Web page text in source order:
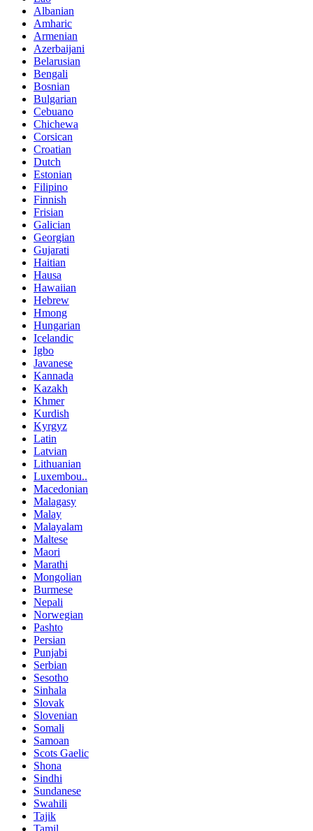
Albanian
Amharic
Armenian
Azerbaijani
Belarusian
Bengali
Bosnian
Bulgarian
Cebuano
Chichewa
Corsican
Croatian
Dutch
Estonian
Filipino
Finnish
Frisian
Galician
Georgian
Gujarati
Haitian
Hausa
Hawaiian
Hebrew
Hmong
Hungarian
Icelandic
Igbo
Javanese
Kannada
Kazakh
Khmer
Kurdish
Kyrgyz
Latin
Latvian
Lithuanian
Luxembou..
Macedonian
Malagasy
Malay
Malayalam
Maltese
Maori
Marathi
Mongolian
Burmese
Nepali
Norwegian
Pashto
Persian
Punjabi
Serbian
Sesotho
Sinhala
Slovak
Slovenian
Somali
Samoan
Scots Gaelic
Shona
Sindhi
Sundanese
Swahili
Tajik